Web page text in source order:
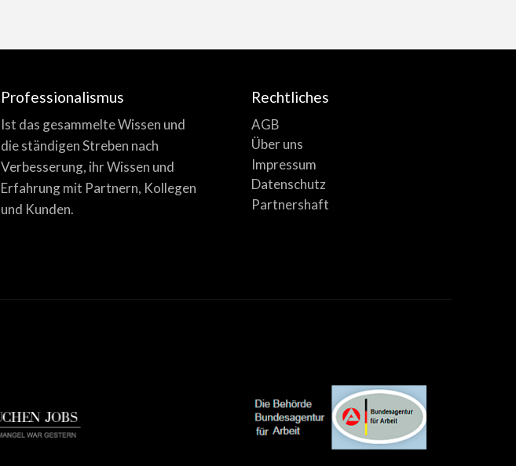
Professionalismus
Ist das gesammelte Wissen und
die ständigen Streben nach
Verbesserung, ihr Wissen und
Erfahrung mit Partnern, Kollegen
und Kunden.
Rechtliches
AGB
Über uns
Impressum
Datenschutz
Partnershaft